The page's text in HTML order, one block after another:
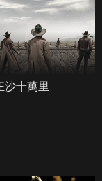
沙十萬里